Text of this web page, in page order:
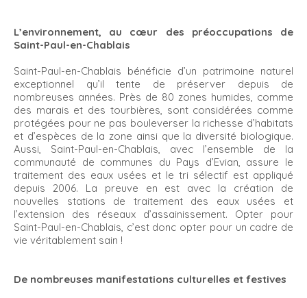
L’environnement, au cœur des préoccupations de
Saint-Paul-en-Chablais
Saint-Paul-en-Chablais bénéficie d’un patrimoine naturel
exceptionnel qu’il tente de préserver depuis de
nombreuses années. Près de 80 zones humides, comme
des marais et des tourbières, sont considérées comme
protégées pour ne pas bouleverser la richesse d’habitats
et d’espèces de la zone ainsi que la diversité biologique.
Aussi, Saint-Paul-en-Chablais, avec l’ensemble de la
communauté de communes du Pays d’Evian, assure le
traitement des eaux usées et le tri sélectif est appliqué
depuis 2006. La preuve en est avec la création de
nouvelles stations de traitement des eaux usées et
l’extension des réseaux d’assainissement. Opter pour
Saint-Paul-en-Chablais, c’est donc opter pour un cadre de
vie véritablement sain !
De nombreuses manifestations culturelles et festives